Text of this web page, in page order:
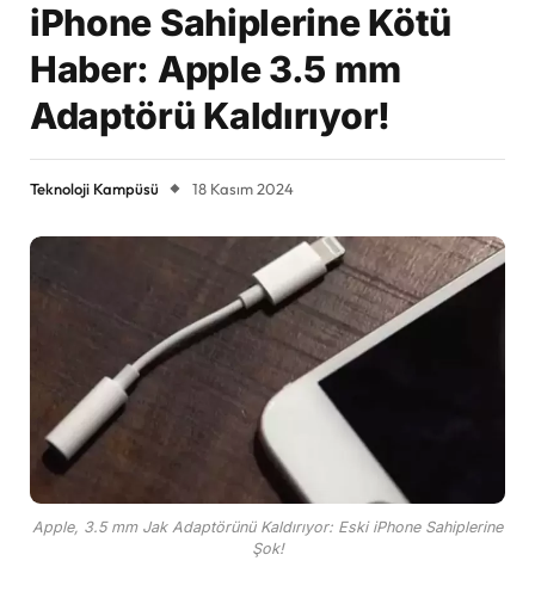
iPhone Sahiplerine Kötü
Haber: Apple 3.5 mm
Adaptörü Kaldırıyor!
Teknoloji Kampüsü 18 Kasım 2024
Apple, 3.5 mm Jak Adaptörünü Kaldırıyor: Eski iPhone Sahiplerine
Şok!